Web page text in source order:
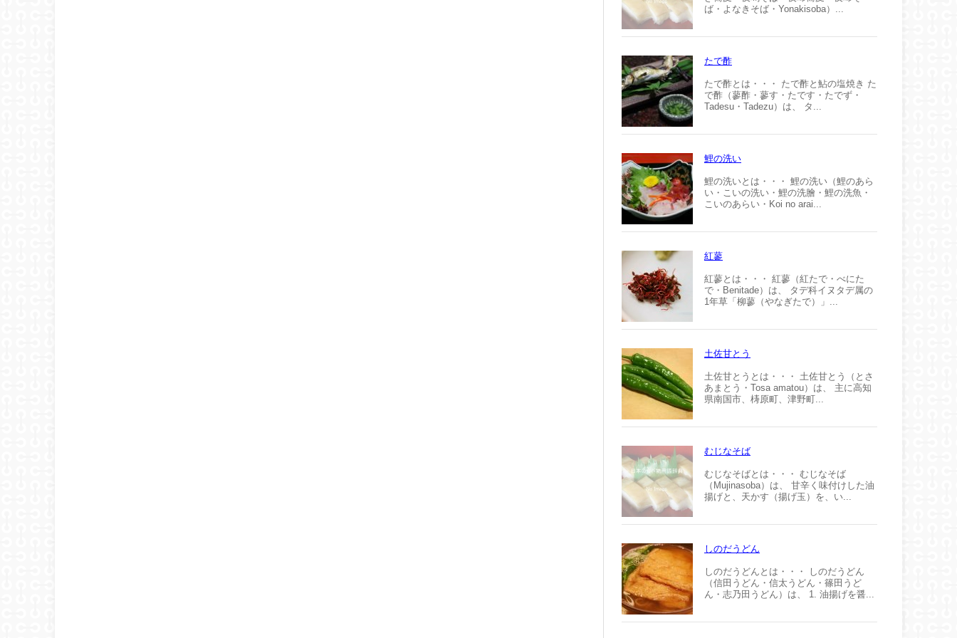
ば・よなきそば・Yonakisoba）...
たで酢
たで酢とは・・・ たで酢と鮎の塩焼き た
で酢（蓼酢・蓼す・たです・たでず・
Tadesu・Tadezu）は、 タ...
鯉の洗い
鯉の洗いとは・・・ 鯉の洗い（鯉のあら
い・こいの洗い・鯉の洗膾・鯉の洗魚・
こいのあらい・Koi no arai...
紅蓼
紅蓼とは・・・ 紅蓼（紅たで・べにた
で・Benitade）は、 タデ科イヌタデ属の
1年草「柳蓼（やなぎたで）」...
土佐甘とう
土佐甘とうとは・・・ 土佐甘とう（とさ
あまとう・Tosa amatou）は、 主に高知
県南国市、梼原町、津野町...
むじなそば
むじなそばとは・・・ むじなそば
（Mujinasoba）は、 甘辛く味付けした油
揚げと、天かす（揚げ玉）を、い...
しのだうどん
しのだうどんとは・・・ しのだうどん
（信田うどん・信太うどん・篠田うど
ん・志乃田うどん）は、 1. 油揚げを醤...